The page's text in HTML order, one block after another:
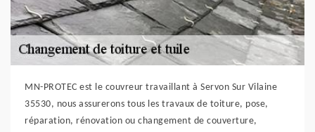
MN-PROTEC est le couvreur travaillant à Servon Sur Vilaine
35530, nous assurerons tous les travaux de toiture, pose,
réparation, rénovation ou changement de couverture,